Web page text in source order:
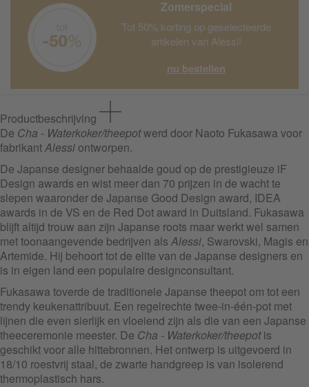
Zomerspecial
Tot 50% korting op geselecteerde
artikelen van Alessi!
nu bestellen
Productbeschrijving
De Cha - Waterkoker/theepotwerd door Naoto Fukasawa voor
fabrikantAlessi ontworpen.
De Japanse designer behaalde goud op de prestigieuze iF
Design awards en wist meer dan 70 prijzen in de wacht te
slepen waaronder de Japanse Good Design award, IDEA
awards in de VS en de Red Dot award in Duitsland. Fukasawa
blijft altijd trouw aan zijn Japanse roots maar werkt wel samen
met toonaangevende bedrijven als Alessi, Swarovski, Magis en
Artemide. Hij behoort tot de elite van de Japanse designers en
is in eigen land een populaire designconsultant.
Fukasawa toverde de traditionele Japanse theepot om tot een
trendy keukenattribuut. Een regelrechte twee-in-één-pot met
lijnen die even sierlijk en vloeiend zijn als die van een Japanse
theeceremonie meester. De Cha - Waterkoker/theepotis
geschikt voor alle hittebronnen. Het ontwerp is uitgevoerd in
18/10 roestvrij staal, de zwarte handgreep is van isolerend
thermoplastisch hars.